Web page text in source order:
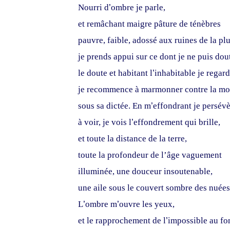
Nourri d’ombre je parle,
et remâchant maigre pâture de ténèbres
pauvre, faible, adossé aux ruines de la
je prends appui sur ce dont je ne puis
le doute et habitant l’inhabitable je
je recommence à marmonner contre la
sous sa dictée. En m’effondrant je
à voir, je vois l’effondrement qui brille,
et toute la distance de la terre,
toute la profondeur de l’âge vaguement
illuminée, une douceur insoutenable,
une aile sous le couvert sombre des
L’ombre m’ouvre les yeux,
et le rapprochement de l’impossible au